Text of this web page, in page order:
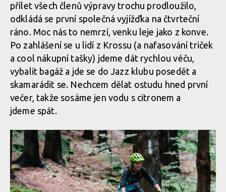
přílet všech členů výpravy trochu prodloužilo,
odkládá se první společná vyjížďka na čtvrteční
ráno. Moc nás to nemrzí, venku leje jako z konve.
Po zahlášení se u lidí z Krossu (a nafasování triček
a cool nákupní tašky) jdeme dát rychlou véču,
vybalit bagáž a jde se do Jazz klubu posedět a
skamarádit se. Nechcem dělat ostudu hned první
večer, takže sosáme jen vodu s citronem a
jdeme spát.